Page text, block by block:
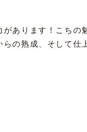
あります！こちの
の熟成、そして仕